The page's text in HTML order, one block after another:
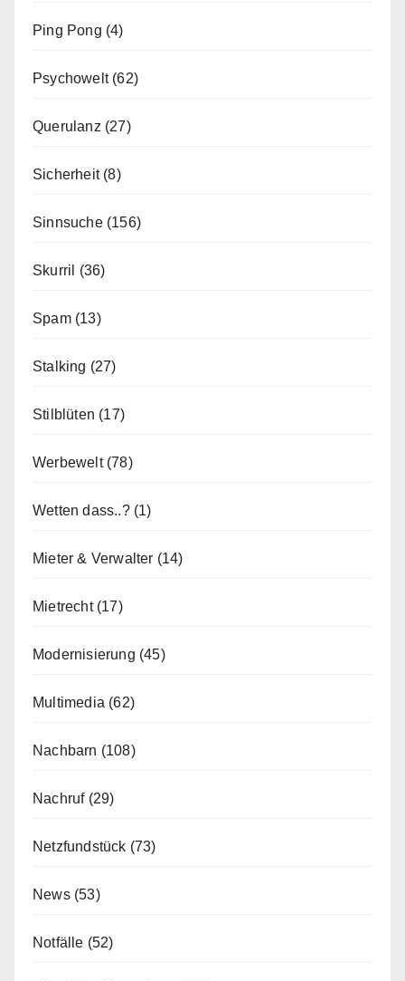
Ping Pong (4)
Psychowelt(62)
Querulanz (27)
Sicherheit(8)
Sinnsuche(156)
Skurril (36)
Spam(13)
Stalking (27)
Stilblüten (17)
Werbewelt(78)
Wetten dass..?(1)
Mieter & Verwalter (14)
Mietrecht(17)
Modernisierung (45)
Multimedia (62)
Nachbarn (108)
Nachruf(29)
Netzfundstück (73)
News(53)
Notfälle (52)